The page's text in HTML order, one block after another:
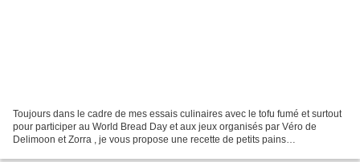
Toujours dans le cadre de mes essais culinaires avec le tofu fumé et surtout
pour participer au World Bread Day et aux jeux organisés par Véro de
Delimoon et Zorra , je vous propose une recette de petits pains